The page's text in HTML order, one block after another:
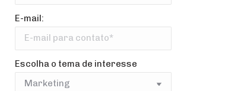
E-mail:
Escolha o tema de interesse